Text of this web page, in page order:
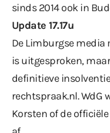
sinds 2014 ook in
Update 17.17u
De Limburgse
is uitgesproken,
definitieve
rechtspraak.nl. WdG
Korsten of de